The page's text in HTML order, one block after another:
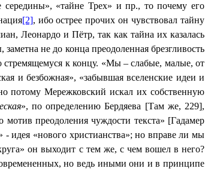
«тайне Трех» и пр., то почему его
[2], ибо острее прочих он чувствовал тайну
Леонардо и Пётр, так как тайна их казалась
не до конца преодоленная брезгливость
стремящемуся к концу. «Мы – слабые, малые, от
и безбожная», «забывшая вселенские идеи и
потому Мережковский искал их собственную
», по определению Бердяева [Там же, 229],
преодоления чуждости текста» [Гадамер
идея «нового христианства»; но вправе ли мы
он выходит с тем же, с чем вошел в него?
но ведь иными они и в принципе